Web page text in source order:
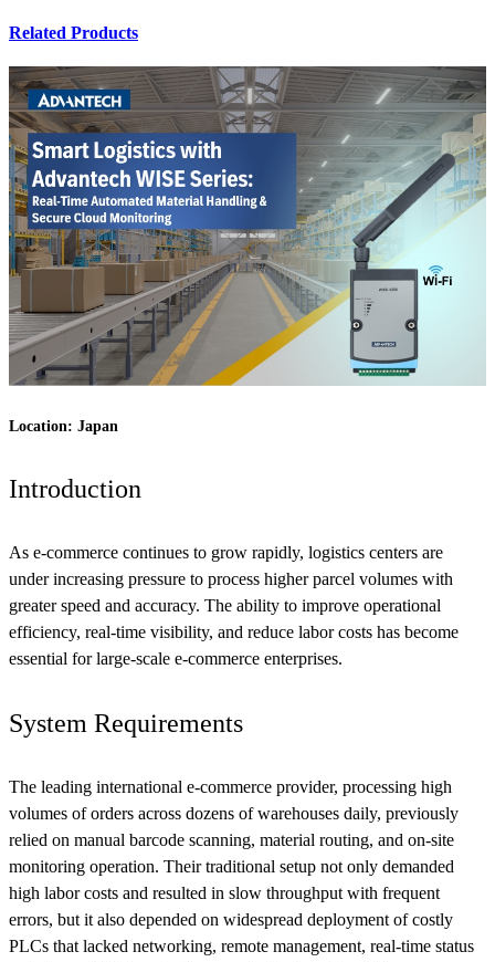
Related Products
Location: Japan
Introduction
As e-commerce continues to grow rapidly, logistics centers are
under increasing pressure to process higher parcel volumes with
greater speed and accuracy. The ability to improve operational
efficiency, real-time visibility, and reduce labor costs has become
essential for large-scale e-commerce enterprises.
System Requirements
The leading international e-commerce provider, processing high
volumes of orders across dozens of warehouses daily, previously
relied on manual barcode scanning, material routing, and on-site
monitoring operation. Their traditional setup not only demanded
high labor costs and resulted in slow throughput with frequent
errors, but it also depended on widespread deployment of costly
PLCs that lacked networking, remote management, real-time status